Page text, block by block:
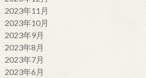
2023年11月
2023年10月
2023年9月
2023年8月
2023年7月
2023年6月